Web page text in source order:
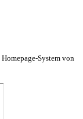
Homepage-System von